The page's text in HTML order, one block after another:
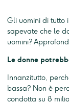
Gli uomini di tutto
sapevate che le
uomini?
Le donne
Innanzitutto,
bassa? Non è
condotta su 8